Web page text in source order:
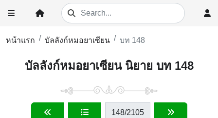
หน้าแรก บัลลังก์หมอยาเซียน บท 148
บัลลังก์หมอยาเซียน นิยาย บท 148
148/2105